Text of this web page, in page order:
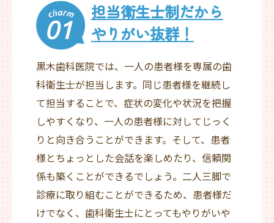
担当衛生士制だから
やりがい抜群！
黒木歯科医院では、一人の患者様を専属の歯
科衛生士が担当します。同じ患者様を継続し
て担当することで、症状の変化や状況を把握
しやすくなり、一人の患者様に対してじっく
りと向き合うことができます。そして、患者
様とちょっとした会話を楽しめたり、信頼関
係も築くことができるでしょう。二人三脚で
診療に取り組むことができるため、患者様だ
けでなく、歯科衛生士にとってもやりがいや